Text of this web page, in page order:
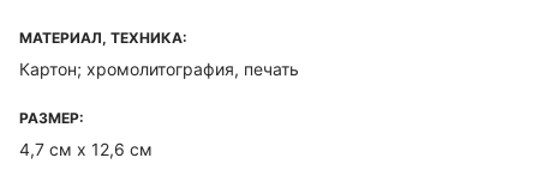
МАТЕРИАЛ, ТЕХНИКА:
Картон; хромолитография, печать
РАЗМЕР:
4,7 см х 12,6 см